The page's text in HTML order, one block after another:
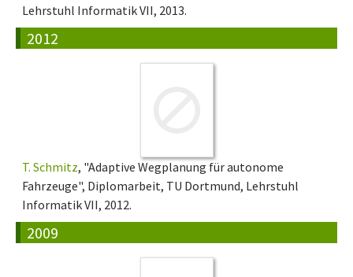
Lehrstuhl Informatik VII, 2013.
2012
T. Schmitz, "Adaptive Wegplanung für autonome
Fahrzeuge", Diplomarbeit, TU Dortmund, Lehrstuhl
Informatik VII, 2012.
2009